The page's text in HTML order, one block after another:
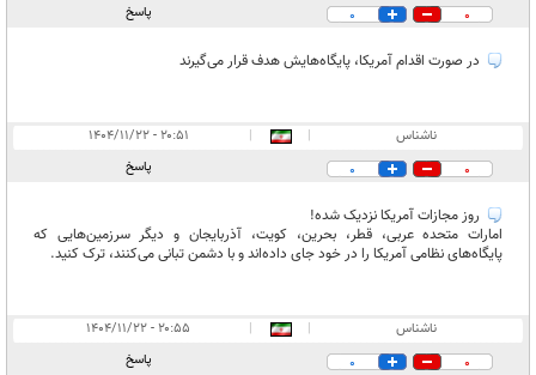
0
0 پاسخ
در صورت اقدام آمریکا، پایگاه‌هایش هدف قرار می‌گیرند
ناشناس |
|
۲۰:۵۱ - ۱۴۰۴/۱۱/۲۲
0
0 پاسخ
روز مجازات آمریکا نزدیک شده!
امارات متحده عربی، قطر، بحرین، کویت، آذربایجان و دیگر سرزمین‌هایی که
پایگاه‌های نظامی آمریکا را در خود جای داده‌اند و با دشمن تبانی می‌کنند، ترک کنید.
ناشناس |
|
۲۰:۵۵ - ۱۴۰۴/۱۱/۲۲
0
0 پاسخ